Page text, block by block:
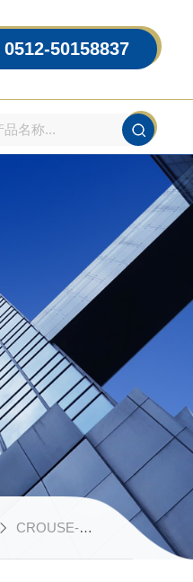
0512-50158837
CROUSE-HINDS UL防爆电气